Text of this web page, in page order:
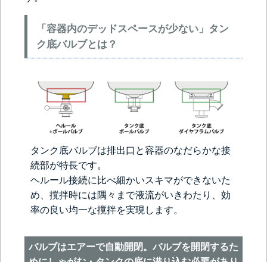
「容器内のデッドスペースが少ない」タン
ク底バルブとは？
タンク底バルブは排出口と容器のなだらかな接
続部が特長です。
ヘルール接続に比べ細かいスキマができないた
め、撹拌時には隅々まで液流がいきわたり、効
率の良い均一な撹拌を実現します。
バルブはエアーで自動開閉。バルブを開閉するた